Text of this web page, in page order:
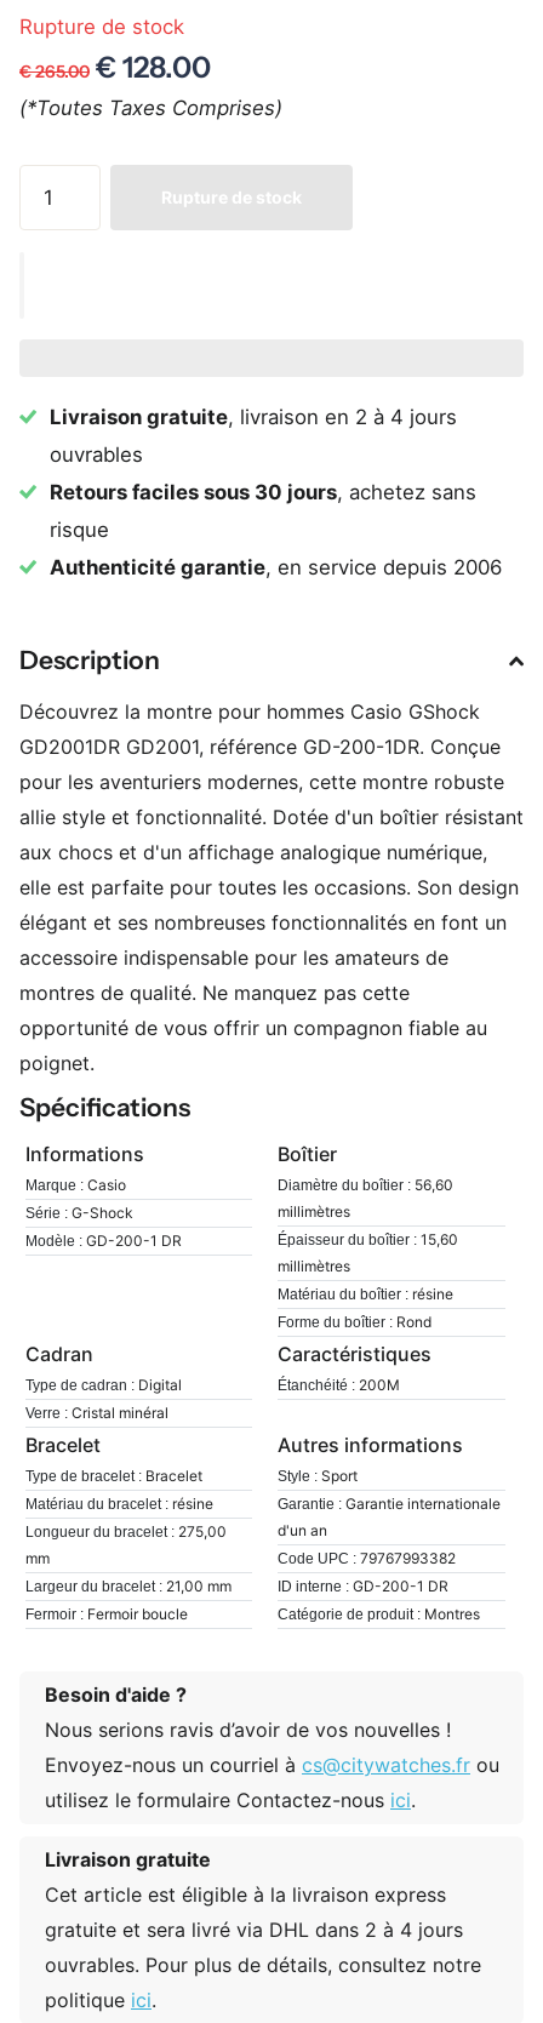
Rupture de stock
€ 265.00 € 128.00
(*Toutes Taxes Comprises)
Rupture de stock
Livraison gratuite, livraison en 2 à 4 jours
ouvrables
Retours faciles sous 30 jours, achetez sans
risque
Authenticité garantie, en service depuis 2006
Description
Découvrez la montre pour hommes Casio GShock
GD2001DR GD2001, référence GD-200-1DR. Conçue
pour les aventuriers modernes, cette montre robuste
allie style et fonctionnalité. Dotée d'un boîtier résistant
aux chocs et d'un affichage analogique numérique,
elle est parfaite pour toutes les occasions. Son design
élégant et ses nombreuses fonctionnalités en font un
accessoire indispensable pour les amateurs de
montres de qualité. Ne manquez pas cette
opportunité de vous offrir un compagnon fiable au
poignet.
Spécifications
Informations
Marque : Casio
Série : G-Shock
Modèle : GD-200-1 DR
Boîtier
Diamètre du boîtier : 56,60
millimètres
Épaisseur du boîtier : 15,60
millimètres
Matériau du boîtier : résine
Forme du boîtier : Rond
Cadran
Type de cadran : Digital
Verre : Cristal minéral
Caractéristiques
Étanchéité : 200M
Bracelet
Type de bracelet : Bracelet
Matériau du bracelet : résine
Longueur du bracelet : 275,00
mm
Largeur du bracelet : 21,00 mm
Fermoir : Fermoir boucle
Autres informations
Style : Sport
Garantie : Garantie internationale
d'un an
Code UPC : 79767993382
ID interne : GD-200-1 DR
Catégorie de produit : Montres
Besoin d'aide ?
Nous serions ravis d’avoir de vos nouvelles !
Envoyez-nous un courriel à cs@citywatches.fr ou
utilisez le formulaire Contactez-nous ici.
Livraison gratuite
Cet article est éligible à la livraison express
gratuite et sera livré via DHL dans 2 à 4 jours
ouvrables. Pour plus de détails, consultez notre
politique ici.